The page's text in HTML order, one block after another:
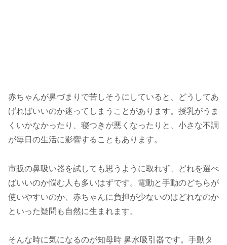
赤ちゃんが鼻づまりで苦しそうにしていると、どうしてあ
げればいいのか迷ってしまうことがあります。授乳がうま
くいかなかったり、寝つきが悪くなったりと、小さな不調
が毎日の生活に影響することもあります。
市販の鼻吸い器を試しても思うように取れず、どれを選べ
ばいいのか悩む人も多いはずです。電動と手動のどちらが
使いやすいのか、赤ちゃんに負担が少ないのはどれなのか
といった疑問も自然に生まれます。
そんな時に気になるのが知母時 鼻水吸引器です。手動タ